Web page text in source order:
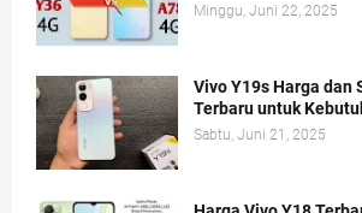
Minggu, Juni 22, 2025
Vivo Y19s Harga dan
Terbaru untuk
Sabtu, Juni 21, 2025